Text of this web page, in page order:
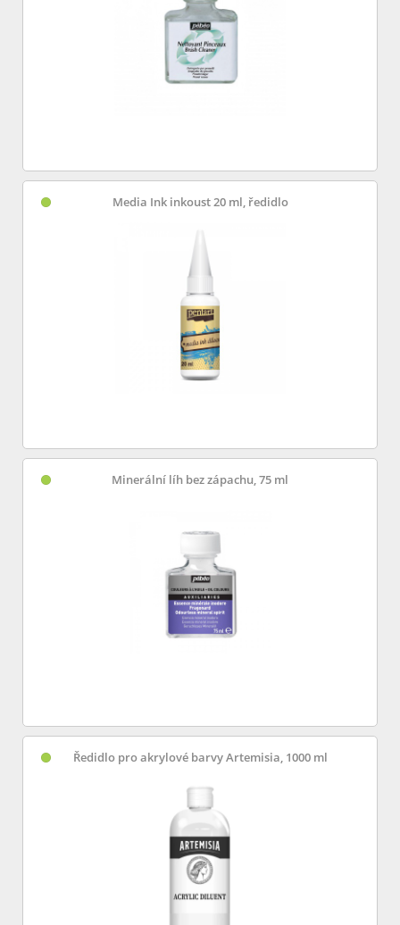
Media Ink inkoust 20 ml, ředidlo
Minerální líh bez zápachu, 75 ml
Ředidlo pro akrylové barvy Artemisia, 1000 ml